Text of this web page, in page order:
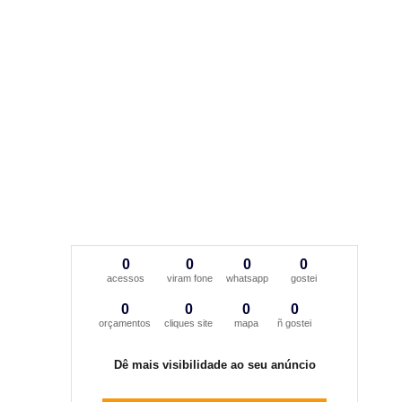
0
acessos
0
viram fone
0
whatsapp
0
gostei
0
orçamentos
0
cliques site
0
mapa
0
ñ gostei
Dê mais visibilidade ao seu anúncio